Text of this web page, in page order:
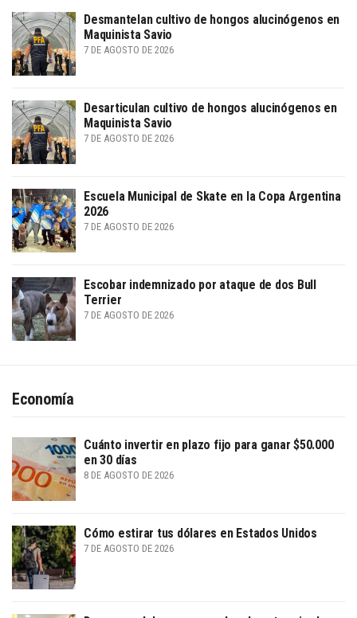
Desmantelan cultivo de hongos alucinógenos en
Maquinista Savio
7 DE AGOSTO DE 2026
Desarticulan cultivo de hongos alucinógenos en
Maquinista Savio
7 DE AGOSTO DE 2026
Escuela Municipal de Skate en la Copa Argentina
2026
7 DE AGOSTO DE 2026
Escobar indemnizado por ataque de dos Bull
Terrier
7 DE AGOSTO DE 2026
Economía
Cuánto invertir en plazo fijo para ganar $50.000
en 30 días
8 DE AGOSTO DE 2026
Cómo estirar tus dólares en Estados Unidos
7 DE AGOSTO DE 2026